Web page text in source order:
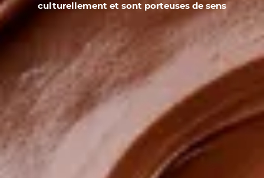
culturellement et sont porteuses de sens